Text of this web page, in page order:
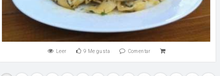
Leer 9 Me gusta Comentar